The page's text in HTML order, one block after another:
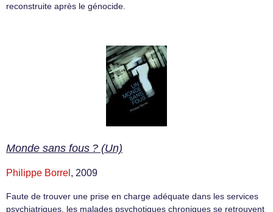
reconstruite après le génocide.
Monde sans fous ? (Un)
Philippe Borrel , 2009
Faute de trouver une prise en charge adéquate dans les services
psychiatriques, les malades psychotiques chroniques se retrouvent